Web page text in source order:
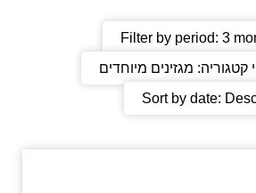
Filter by period: 3
קטגוריה: מגזינים מיוחדים
Sort by date: